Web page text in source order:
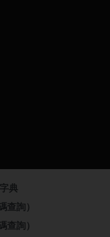
典
查詢）
查詢）